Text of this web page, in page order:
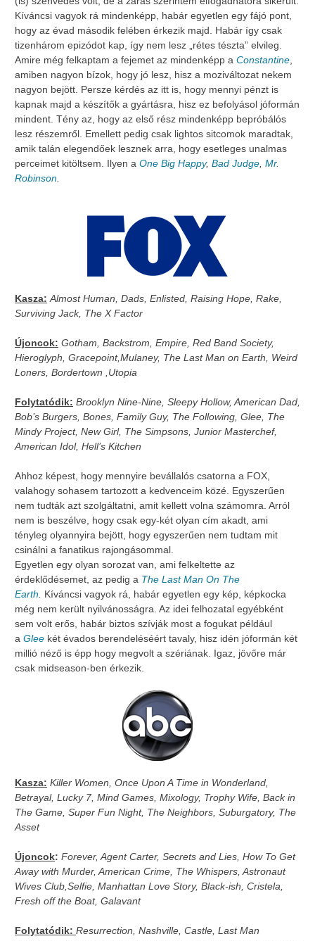
Kíváncsi vagyok rá mindenképp, habár egyetlen egy fájó pont,
hogy az évad második felében érkezik majd. Habár így csak
tizenhárom epizódot kap, így nem lesz „rétes tészta” elvileg.
Amire még felkaptam a fejemet az mindenképp a Constantine,
amiben nagyon bízok, hogy jó lesz, hisz a moziváltozat nekem
nagyon bejött. Persze kérdés az itt is, hogy mennyi pénzt is
kapnak majd a készítők a gyártásra, hisz ez befolyásol jóformán
mindent. Tény az, hogy az első rész mindenképp bepróbálós
lesz részemről. Emellett pedig csak lightos sitcomok maradtak,
amik talán elegendőek lesznek arra, hogy esetleges unalmas
perceimet kitöltsem. Ilyen a One Big Happy, Bad Judge, Mr.
Robinson.
Kasza: Almost Human, Dads, Enlisted, Raising Hope, Rake,
Surviving Jack, The X Factor
Újoncok: Gotham, Backstrom, Empire, Red Band Society,
Hieroglyph, Gracepoint,Mulaney, The Last Man on Earth, Weird
Loners, Bordertown ,Utopia
Folytatódik: Brooklyn Nine-Nine, Sleepy Hollow, American Dad,
Bob’s Burgers, Bones, Family Guy, The Following, Glee, The
Mindy Project, New Girl, The Simpsons, Junior Masterchef,
American Idol, Hell’s Kitchen
Ahhoz képest, hogy mennyire bevállalós csatorna a FOX,
valahogy sohasem tartozott a kedvenceim közé. Egyszerűen
nem tudták azt szolgáltatni, amit kellett volna számomra. Arról
nem is beszélve, hogy csak egy-két olyan cím akadt, ami
tényleg olyannyira bejött, hogy egyszerűen nem tudtam mit
csinálni a fanatikus rajongásommal.
Egyetlen egy olyan sorozat van, ami felkeltette az
érdeklődésemet, az pedig a The Last Man On The
Earth. Kíváncsi vagyok rá, habár egyetlen egy kép, képkocka
még nem került nyilvánosságra. Az idei felhozatal egyébként
sem volt erős, habár biztos szívják most a fogukat például
a Glee két évados berendeléséért tavaly, hisz idén jóformán két
millió néző is épp hogy megvolt a szériának. Igaz, jövőre már
csak midseason-ben érkezik.
Kasza: Killer Women, Once Upon A Time in Wonderland,
Betrayal, Lucky 7, Mind Games, Mixology, Trophy Wife, Back in
The Game, Super Fun Night, The Neighbors, Suburgatory, The
Asset
Újoncok: Forever, Agent Carter, Secrets and Lies, How To Get
Away with Murder, American Crime, The Whispers, Astronaut
Wives Club,Selfie, Manhattan Love Story, Black-ish, Cristela,
Fresh off the Boat, Galavant
Folytatódik: Resurrection, Nashville, Castle, Last Man